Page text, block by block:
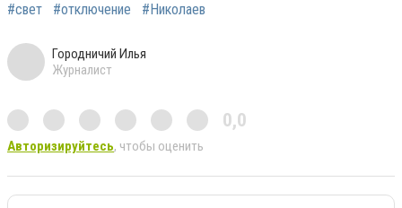
#свет #отключение #Николаев
Городничий Илья
Журналист
0,0
Авторизируйтесь, чтобы оценить